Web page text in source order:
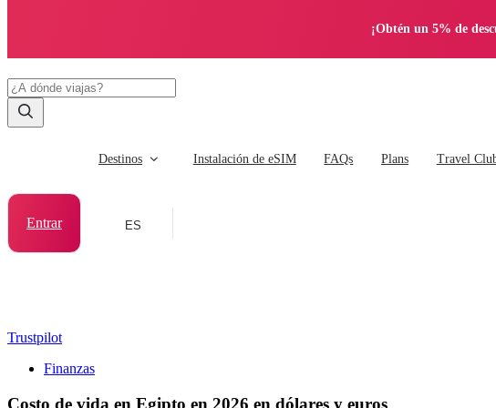
¡Obtén un 5% de
Destinos Instalación de eSIM FAQs Plans Travel
Entrar ES
Trustpilot
Finanzas
Costo de vida en Egipto en 2026 en dólares y euros